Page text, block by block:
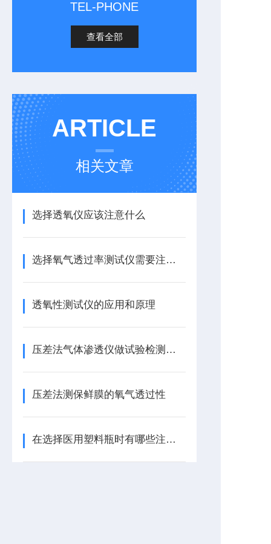
TEL-PHONE
查看全部
ARTICLE
相关文章
选择透氧仪应该注意什么
选择氧气透过率测试仪需要注意什么
透氧性测试仪的应用和原理
压差法气体渗透仪做试验检测应注意的事项
压差法测保鲜膜的氧气透过性
在选择医用塑料瓶时有哪些注意事项